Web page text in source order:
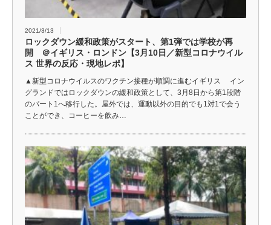
2021/3/13
ロックダウン緩和政策がスタート、第1弾では学校が再
開 ＠イギリス・ロンドン【3月10日／新型コロナウイル
ス 世界の反応・現地レポ】
▲新型コロナウイルスのワクチン接種が順調に進むイギリス イン
グランドではロックダウンの緩和政策として、3月8日から第1段階
のパート1へ移行した。屋外では、運動以外の目的でも1対1で会う
ことができ、コーヒーを飲み…